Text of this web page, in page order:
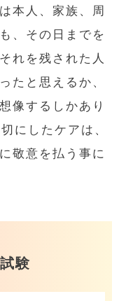
本人、家族、周
、その日までを
れを残された人
たと思えるか、
像するしかあり
にしたケアは、
敬意を払う事に
験